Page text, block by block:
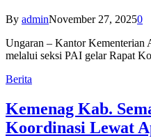
By adminNovember 27, 20250
Ungaran – Kantor Kementerian
melalui seksi PAI gelar Rapat
Berita
Kemenag Kab.
Koordinasi Lewat